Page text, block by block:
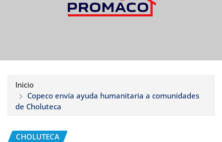
Inicio
Copeco envía ayuda humanitaria a comunidades
de Choluteca
CHOLUTECA